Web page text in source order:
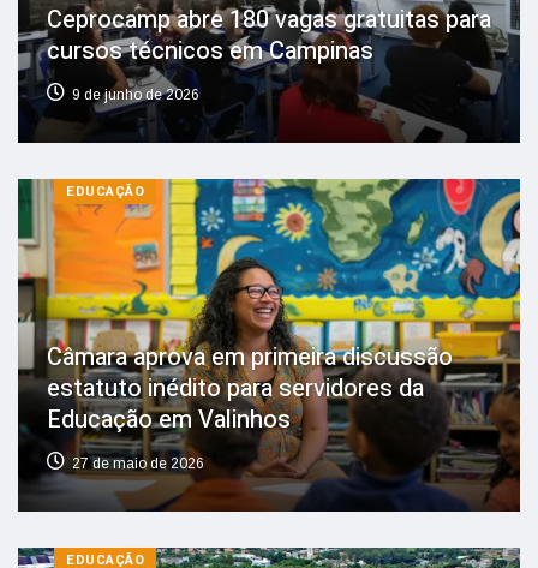
Ceprocamp abre 180 vagas gratuitas para
cursos técnicos em Campinas
9 de junho de 2026
EDUCAÇÃO
Câmara aprova em primeira discussão
estatuto inédito para servidores da
Educação em Valinhos
27 de maio de 2026
EDUCAÇÃO